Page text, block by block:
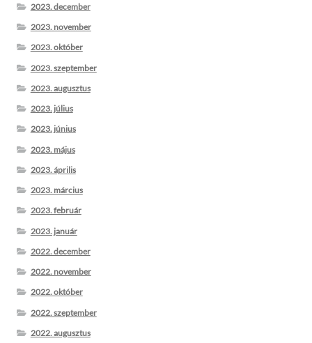
2023. december
2023. november
2023. október
2023. szeptember
2023. augusztus
2023. július
2023. június
2023. május
2023. április
2023. március
2023. február
2023. január
2022. december
2022. november
2022. október
2022. szeptember
2022. augusztus